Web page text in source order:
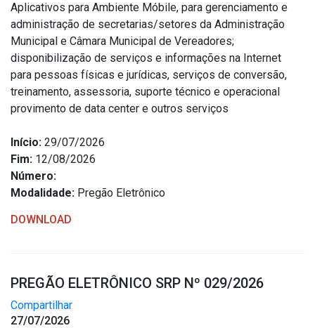
Recursos Humanos
Processo Seletivo
Seletivo Simplificado
Concursos
Instruções Normativas
Dispensas e Inexigibilidades
Chamamentos Públicos
Leis, Decretos e Portarias
Portal da Transparência
Radar da Transparência
Aplicativos para Ambiente Móbile, para gerenciamento e
administração de secretarias/setores da Administração
Municipal e Câmara Municipal de Vereadores;
disponibilização de serviços e informações na Internet
para pessoas físicas e jurídicas, serviços de conversão,
treinamento, assessoria, suporte técnico e operacional
provimento de data center e outros serviços
Início: 29/07/2026
Fim: 12/08/2026
Número:
Modalidade: Pregão Eletrônico
DOWNLOAD
PREGÃO ELETRÔNICO SRP Nº 029/2026
Compartilhar
27/07/2026